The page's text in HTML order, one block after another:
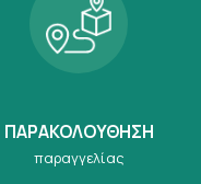
ΠΑΡΑΚΟΛΟΥΘΗΣΗ
παραγγελίας